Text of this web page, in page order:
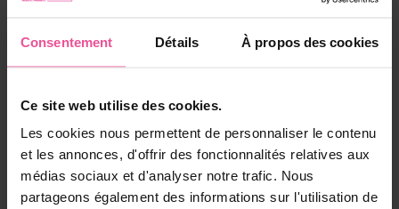
Consentement Détails À propos des cookies
Ce site web utilise des cookies.
Les cookies nous permettent de personnaliser le contenu
et les annonces, d'offrir des fonctionnalités relatives aux
médias sociaux et d'analyser notre trafic. Nous
partageons également des informations sur l'utilisation de
Choisissez la couleur:
Beige
Type: LOW
Taille: XS